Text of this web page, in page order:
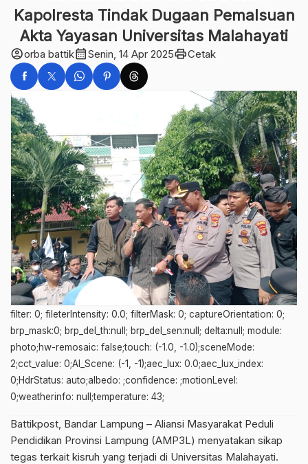
Kapolresta Tindak Dugaan Pemalsuan
Akta Yayasan Universitas Malahayati
account_circleorba battikcalendar_monthSenin, 14 Apr 2025printCetak
filter: 0; fileterIntensity: 0.0; filterMask: 0; captureOrientation: 0;
brp_mask:0; brp_del_th:null; brp_del_sen:null; delta:null; module:
photo;hw-remosaic: false;touch: (-1.0, -1.0);sceneMode:
2;cct_value: 0;AI_Scene: (-1, -1);aec_lux: 0.0;aec_lux_index:
0;HdrStatus: auto;albedo: ;confidence: ;motionLevel:
0;weatherinfo: null;temperature: 43;
Battikpost, Bandar Lampung – Aliansi Masyarakat Peduli
Pendidikan Provinsi Lampung (AMP3L) menyatakan sikap
tegas terkait kisruh yang terjadi di Universitas Malahayati.